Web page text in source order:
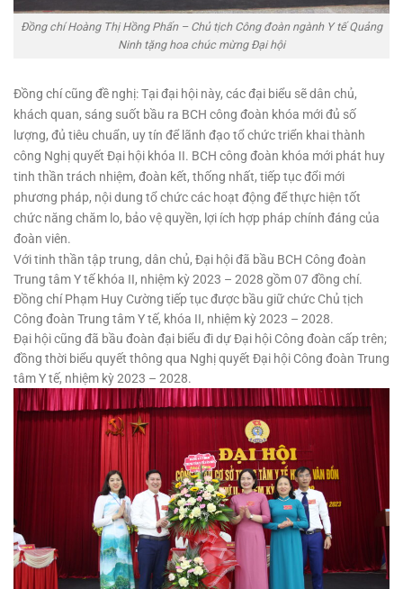
Đồng chí Hoàng Thị Hồng Phấn – Chủ tịch Công đoàn ngành Y tế Quảng
Ninh tặng hoa chúc mừng Đại hội
Đồng chí cũng đề nghị: Tại đại hội này, các đại biểu sẽ dân chủ,
khách quan, sáng suốt bầu ra BCH công đoàn khóa mới đủ số
lượng, đủ tiêu chuẩn, uy tín để lãnh đạo tổ chức triển khai thành
công Nghị quyết Đại hội khóa II. BCH công đoàn khóa mới phát huy
tinh thần trách nhiệm, đoàn kết, thống nhất, tiếp tục đổi mới
phương pháp, nội dung tổ chức các hoạt động để thực hiện tốt
chức năng chăm lo, bảo vệ quyền, lợi ích hợp pháp chính đáng của
đoàn viên.
Với tinh thần tập trung, dân chủ, Đại hội đã bầu BCH Công đoàn
Trung tâm Y tế khóa II, nhiệm kỳ 2023 – 2028 gồm 07 đồng chí.
Đồng chí Phạm Huy Cường tiếp tục được bầu giữ chức Chủ tịch
Công đoàn Trung tâm Y tế, khóa II, nhiệm kỳ 2023 – 2028.
Đại hội cũng đã bầu đoàn đại biểu đi dự Đại hội Công đoàn cấp trên;
đồng thời biểu quyết thông qua Nghị quyết Đại hội Công đoàn Trung
tâm Y tế, nhiệm kỳ 2023 – 2028.